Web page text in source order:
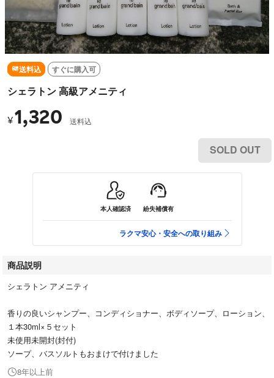
送料込 すぐに購入可
シェラトン 高級アメニティ
¥1,320 送料込
SOLD OUT
本人確認済 紛失補償有
ラクマ安心・安全への取り組み
商品説明
シェラトン アメニティ
香りの良いシャンプー、コンディショナー、ボディソープ、ローション、
１本30ml×５セット
未使用未開封(封付)
ソープ、バスソルトもおまけで付けました
8年以上前